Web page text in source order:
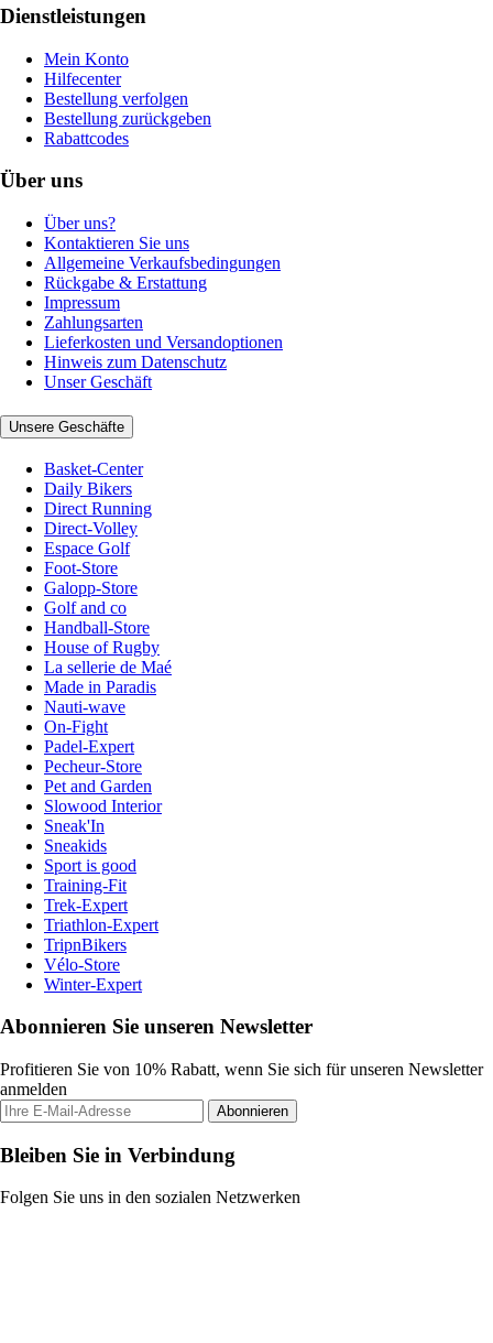
Dienstleistungen
Mein Konto
Hilfecenter
Bestellung verfolgen
Bestellung zurückgeben
Rabattcodes
Über uns
Über uns?
Kontaktieren Sie uns
Allgemeine Verkaufsbedingungen
Rückgabe & Erstattung
Impressum
Zahlungsarten
Lieferkosten und Versandoptionen
Hinweis zum Datenschutz
Unser Geschäft
Unsere Geschäfte
Basket-Center
Daily Bikers
Direct Running
Direct-Volley
Espace Golf
Foot-Store
Galopp-Store
Golf and co
Handball-Store
House of Rugby
La sellerie de Maé
Made in Paradis
Nauti-wave
On-Fight
Padel-Expert
Pecheur-Store
Pet and Garden
Slowood Interior
Sneak'In
Sneakids
Sport is good
Training-Fit
Trek-Expert
Triathlon-Expert
TripnBikers
Vélo-Store
Winter-Expert
Abonnieren Sie unseren Newsletter
Profitieren Sie von 10% Rabatt, wenn Sie sich für unseren Newsletter
anmelden
Abonnieren
Bleiben Sie in Verbindung
Folgen Sie uns in den sozialen Netzwerken